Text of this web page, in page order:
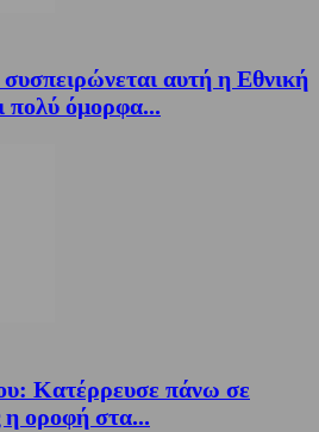
αυτή η Εθνική
πολύ όμορφα...
Κατέρρευσε πάνω σε
η οροφή στα...